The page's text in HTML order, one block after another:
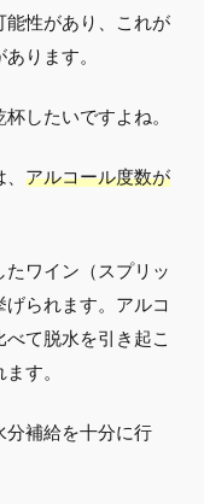
能性があり、これが
ります。
したいですよね。
アルコール度数が
ワイン（スプリッ
られます。アルコ
て脱水を引き起こ
す。
分補給を十分に行